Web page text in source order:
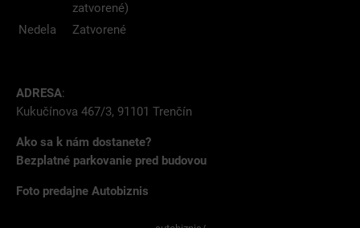
zatvorené)
Nedela
Zatvorené
ADRESA:
Kukučínova 467/3, 91101 Trenčín
Ako sa k nám dostanete?
Bezplatné parkovanie pred budovou
Foto predajne Autobiznis